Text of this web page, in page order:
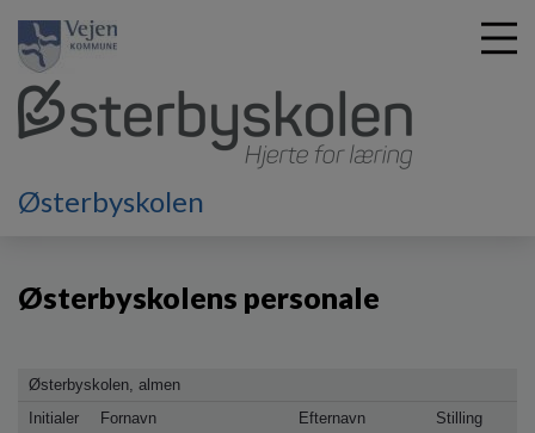
Østerbyskolen
Østerbyskolens personale
Østerbyskolen, almen
Initialer
Fornavn Efternavn
Stilling